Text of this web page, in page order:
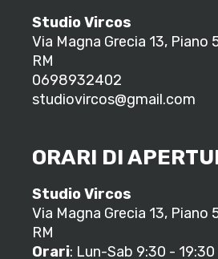
Studio Vircos
Via Magna Grecia 13, Piano
RM
0698932402
studiovircos@gmail.com
ORARI DI
Studio Vircos
Via Magna Grecia 13, Piano
RM
Orari: Lun-Sab 9:30 - 19:30